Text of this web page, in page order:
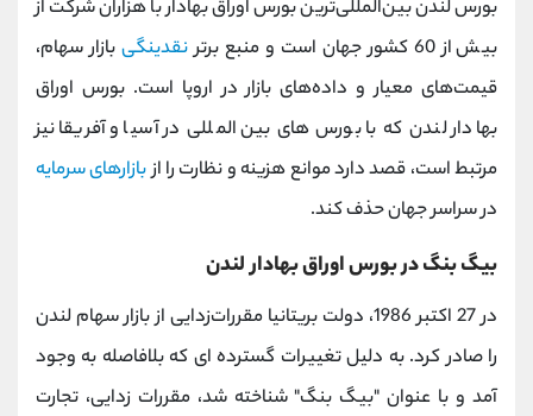
بورس لندن بین‌المللی‌ترین بورس اوراق بهادار با هزاران شرکت از
بیش از 60 کشور جهان است و منبع برتر
نقدینگی بازار سهام،
قیمت‌های معیار و داده‌های بازار در اروپا است. بورس اوراق
بهادار لندن که با بورس های بین المللی در آسیا و آفریقا نیز
مرتبط است، قصد دارد موانع هزینه و نظارت را ازبازارهای سرمایه
در سراسر جهان حذف کند.
بیگ بنگ در بورس اوراق بهادار لندن
در 27 اکتبر 1986، دولت بریتانیا مقررات‌زدایی از بازار سهام لندن
را صادر کرد. به دلیل تغییرات گسترده ای که بلافاصله به وجود
آمد و با عنوان "بیگ بنگ" شناخته شد، مقررات زدایی، تجارت